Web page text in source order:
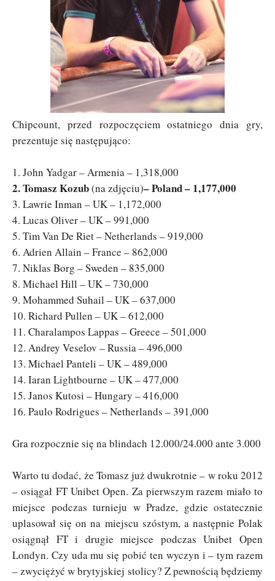
Chipcount, przed rozpoczęciem ostatniego dnia gry,
prezentuje się następująco:
1. John Yadgar – Armenia – 1,318,000
2. Tomasz Kozub(na zdjęciu)– Poland – 1,177,000
3. Lawrie Inman – UK – 1,172,000
4. Lucas Oliver – UK – 991,000
5. Tim Van De Riet – Netherlands – 919,000
6. Adrien Allain – France – 862,000
7. Niklas Borg – Sweden – 835,000
8. Michael Hill – UK – 730,000
9. Mohammed Suhail – UK – 637,000
10. Richard Pullen – UK – 612,000
11. Charalampos Lappas – Greece – 501,000
12. Andrey Veselov – Russia – 496,000
13. Michael Panteli – UK – 489,000
14. Iaran Lightbourne – UK – 477,000
15. Janos Kutosi – Hungary – 416,000
16. Paulo Rodrigues – Netherlands – 391,000
Gra rozpocznie się na blindach 12.000/24.000 ante 3.000
Warto tu dodać, że Tomasz już dwukrotnie – w roku 2012
– osiągał FT Unibet Open. Za pierwszym razem miało to
miejsce podczas turnieju w Pradze, gdzie ostatecznie
uplasował się on na miejscu szóstym, a następnie Polak
osiągnął FT i drugie miejsce podczas Unibet Open
Londyn. Czy uda mu się pobić ten wyczyn i – tym razem
– zwyciężyć w brytyjskiej stolicy? Z pewnością będziemy